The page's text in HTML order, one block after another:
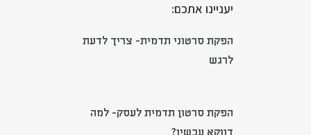
יעניינו אתכם:
הפקת סרטוני תדמית- צריך לדעת
לרגש
הפקת סרטון תדמית לעסק- למה